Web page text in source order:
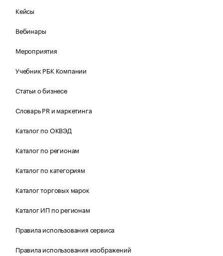
Кейсы
Вебинары
Мероприятия
Учебник РБК Компании
Статьи о бизнесе
Словарь PR и маркетинга
Каталог по ОКВЭД
Каталог по регионам
Каталог по категориям
Каталог торговых марок
Каталог ИП по регионам
Правила использования сервиса
Правила использования изображений